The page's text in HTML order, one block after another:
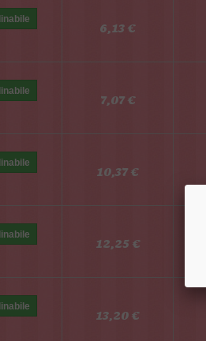
6,13 €
7,07 €
10,37 €
12,25 €
13,20 €